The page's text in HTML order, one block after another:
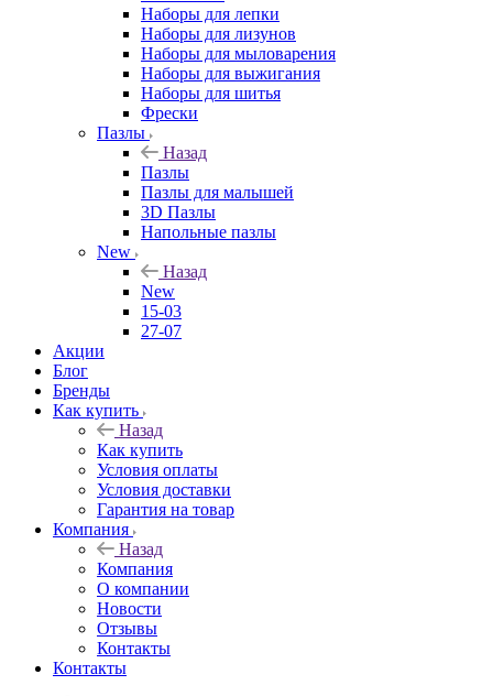
Наборы для лепки
Наборы для лизунов
Наборы для мыловарения
Наборы для выжигания
Наборы для шитья
Фрески
Пазлы
Назад
Пазлы
Пазлы для малышей
3D Пазлы
Напольные пазлы
New
Назад
New
15-03
27-07
Акции
Блог
Бренды
Как купить
Назад
Как купить
Условия оплаты
Условия доставки
Гарантия на товар
Компания
Назад
Компания
О компании
Новости
Отзывы
Контакты
Контакты